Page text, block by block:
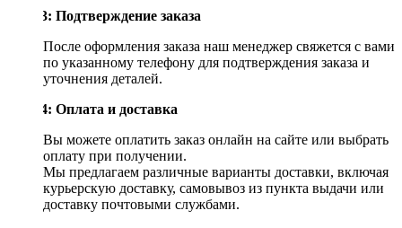
Шаг 3: Подтверждение заказа
После оформления заказа наш менеджер свяжется с вами
по указанному телефону для подтверждения заказа и
уточнения деталей.
Шаг 4: Оплата и доставка
Вы можете оплатить заказ онлайн на сайте или выбрать
оплату при получении.
Мы предлагаем различные варианты доставки, включая
курьерскую доставку, самовывоз из пункта выдачи или
доставку почтовыми службами.